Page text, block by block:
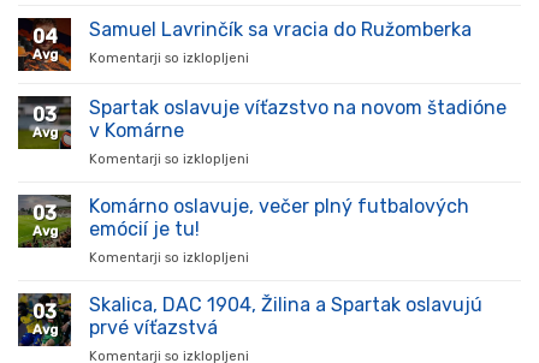
prišiel,
stal
súťaži
04
Avg
Samuel Lavrinčík sa vracia do Ružomberka
Komentarji so izklopljeni
Lavrinčík
sa
03
Avg
Spartak oslavuje víťazstvo na novom štadióne
v Komárne
Komentarji so izklopljeni
oslavuje
v
03
Avg
Komárno oslavuje, večer plný futbalových
emócií je tu!
Komentarji so izklopljeni
oslavuje,
03
Avg
Skalica, DAC 1904, Žilina a Spartak oslavujú
prvé víťazstvá
Komentarji so izklopljeni